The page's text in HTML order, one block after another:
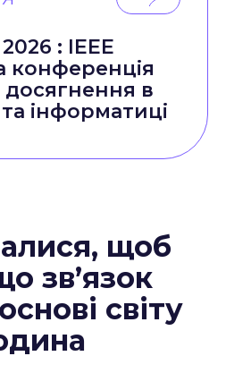
: IEEE
конференція
досягнення в
інформатиці
щоб
зв’язок
світу